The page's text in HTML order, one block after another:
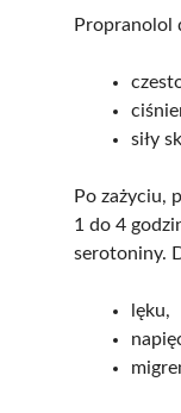
Propranolol
siły
Po zażyciu,
1 do 4
serotoniny.
lęku,